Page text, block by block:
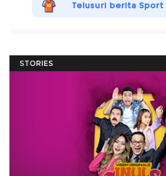
Telusuri berita Sport